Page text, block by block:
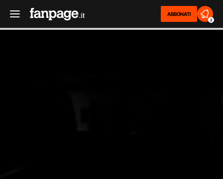
ABBONATI
2